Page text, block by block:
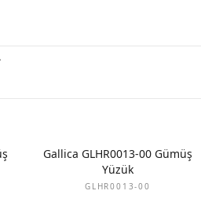
Gallica GLHR0013-00 Gümüş
Yüzük
GLHR0013-00